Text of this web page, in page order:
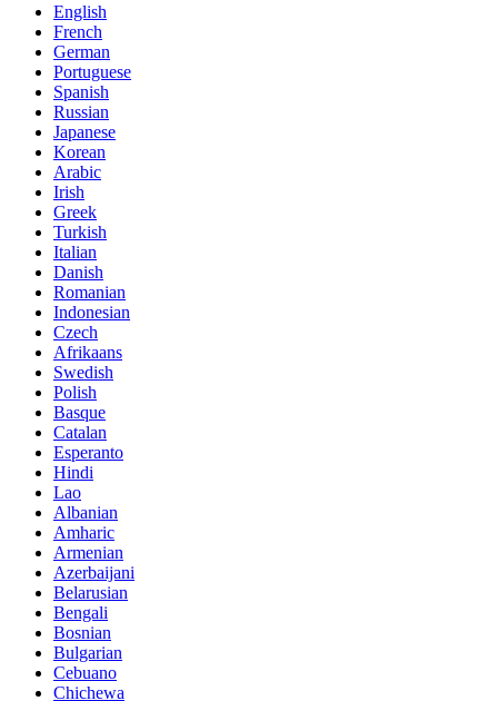
English
French
German
Portuguese
Spanish
Russian
Japanese
Korean
Arabic
Irish
Greek
Turkish
Italian
Danish
Romanian
Indonesian
Czech
Afrikaans
Swedish
Polish
Basque
Catalan
Esperanto
Hindi
Lao
Albanian
Amharic
Armenian
Azerbaijani
Belarusian
Bengali
Bosnian
Bulgarian
Cebuano
Chichewa